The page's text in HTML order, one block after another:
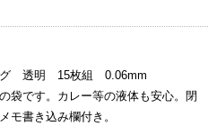
グ 透明 15枚組 0.06mm
袋です。カレー等の液体も安心。閉
モ書き込み欄付き。